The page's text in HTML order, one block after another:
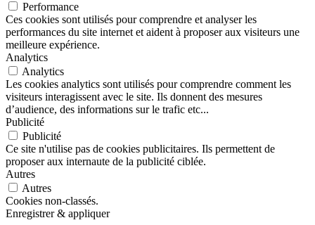
Performance
Ces cookies sont utilisés pour comprendre et analyser les
performances du site internet et aident à proposer aux visiteurs une
meilleure expérience.
Analytics
Analytics
Les cookies analytics sont utilisés pour comprendre comment les
visiteurs interagissent avec le site. Ils donnent des mesures
d’audience, des informations sur le trafic etc...
Publicité
Publicité
Ce site n'utilise pas de cookies publicitaires. Ils permettent de
proposer aux internaute de la publicité ciblée.
Autres
Autres
Cookies non-classés.
Enregistrer & appliquer